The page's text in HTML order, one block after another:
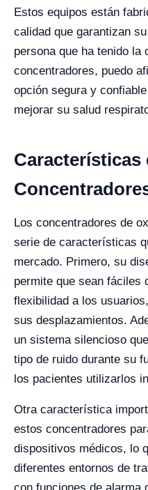
Estos equipos están
calidad que garantizan
persona que ha tenido la
concentradores, puedo
opción segura y
mejorar su salud
Características
Los concentradores de
serie de características
mercado. Primero, su
permite que sean fáciles
flexibilidad a los
sus desplazamientos.
un sistema silencioso
tipo de ruido durante su
los pacientes utilizarlos
Otra característica
estos concentradores
dispositivos médicos, lo
diferentes entornos de